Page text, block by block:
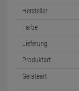
Hersteller
Farbe
Lieferung
Produktart
Geräteart